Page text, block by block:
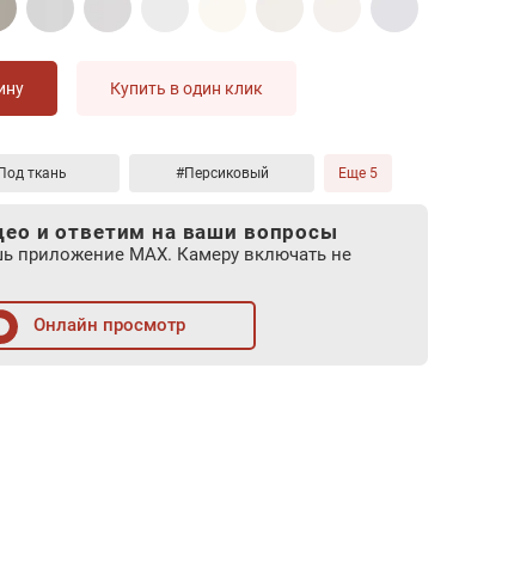
Купить в один клик
ткань #Персиковый Еще 5
и ответим на ваши вопросы
приложение MAX. Камеру включать не
Онлайн просмотр